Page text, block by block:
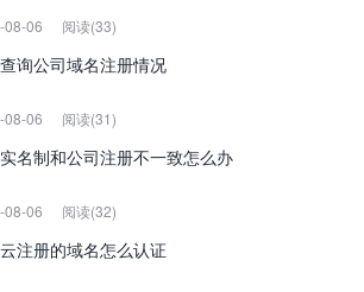
08-06 阅读(33)
询公司域名注册情况
08-06 阅读(31)
名制和公司注册不一致怎么办
08-06 阅读(32)
注册的域名怎么认证